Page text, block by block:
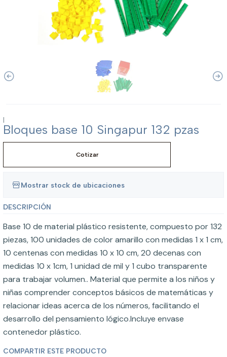
|
Bloques base 10 Singapur 132 pzas
Cotizar
Mostrar stock de ubicaciones
DESCRIPCIÓN
Base 10 de material plástico resistente, compuesto por 132
piezas, 100 unidades de color amarillo con medidas 1 x 1 cm,
10 centenas con medidas 10 x 10 cm, 20 decenas con
medidas 10 x 1cm, 1 unidad de mil y 1 cubo transparente
para trabajar volumen.. Material que permite a los niños y
niñas comprender conceptos básicos de matemáticas y
relacionar ideas acerca de los números, facilitando el
desarrollo del pensamiento lógico.Incluye envase
contenedor plástico.
COMPARTIR ESTE PRODUCTO